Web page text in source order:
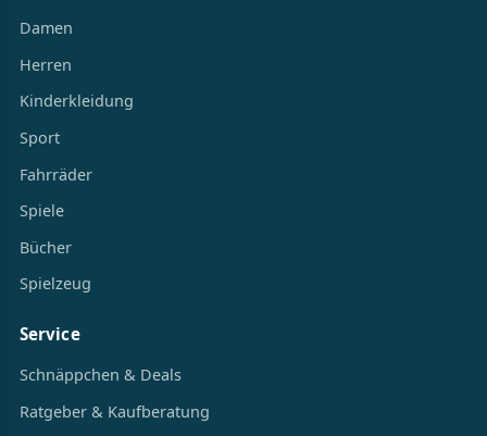
Damen
Herren
Kinderkleidung
Sport
Fahrräder
Spiele
Bücher
Spielzeug
Service
Schnäppchen & Deals
Ratgeber & Kaufberatung